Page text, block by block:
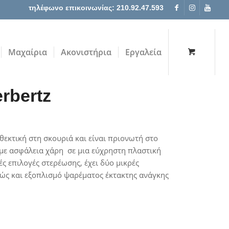
τηλέφωνο επικοινωνίας: 210.92.47.593
Μαχαίρια Ακονιστήρια Εργαλεία
στη σκουριά και είναι πριονωτή στο
ασφάλεια χάρη σε μια εύχρηστη πλαστική
στερέωσης, έχει δύο μικρές
και εξοπλισμό ψαρέματος έκτακτης ανάγκης